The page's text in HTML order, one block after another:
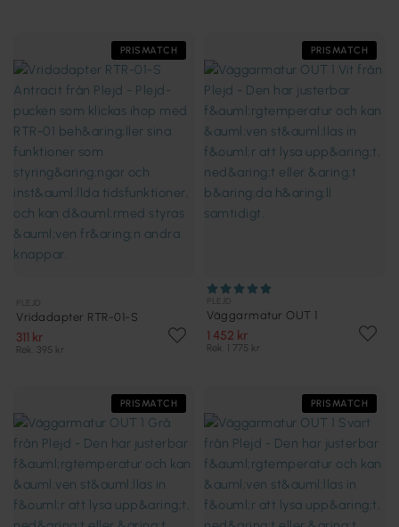
PRISMATCH
Vridadapter RTR-01-S
311 kr
Rek. 395 kr
PRISMATCH
Väggarmatur OUT 1
1 452 kr
Rek. 1 775 kr
PRISMATCH PRISMATCH